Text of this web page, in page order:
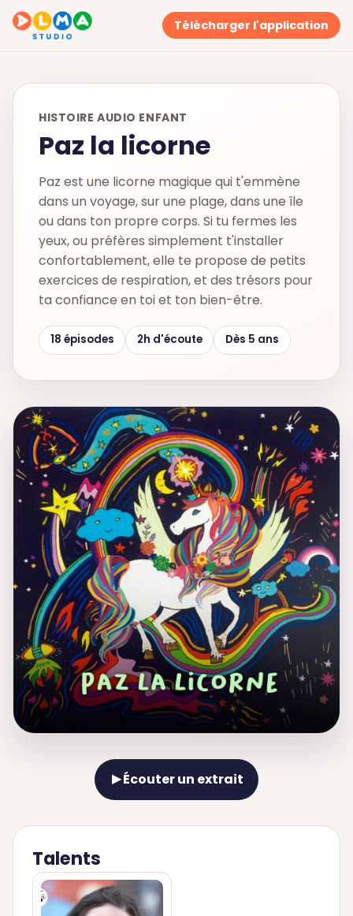
Télécharger l'application
HISTOIRE AUDIO ENFANT
Paz la licorne
Paz est une licorne magique qui t'emmène
dans un voyage, sur une plage, dans une île
ou dans ton propre corps. Si tu fermes les
yeux, ou préfères simplement t'installer
confortablement, elle te propose de petits
exercices de respiration, et des trésors pour
ta confiance en toi et ton bien-être.
18 épisodes 2h d'écoute Dès 5 ans
▶Écouter un extrait
Talents